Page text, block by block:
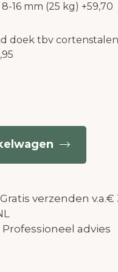
16 mm (25 kg) +59,70
doek tbv cortenstalen
Gratis verzenden v.a.€
Professioneel advies